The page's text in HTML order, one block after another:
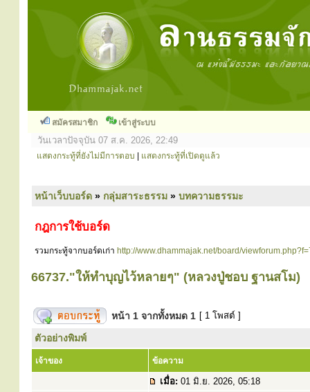
สมัครสมาชิก เข้าสู่ระบบ
วันเวลาปัจจุบัน 07 ส.ค. 2026, 22:49
แสดงกระทู้ที่ยังไม่มีการตอบ แสดงกระทู้ที่เปิดดูแล้ว
หน้าเว็บบอร์ด » กลุ่มสาระธรรม » บทความธรรมะ
กฎการใช้บอร์ด
รวมกระทู้จากบอร์ดเก่า http://www.dhammajak.net/board/
66737."ให้ทำบุญไว้หลายๆ" (หลวงปู่ชอบ ฐานสโม)
หน้า 1 จากทั้งหมด 1 [ 1 โพสต์ ]
ตัวอย่างพิมพ์
เจ้าของ ข้อความ
เมื่อ: 01 มิ.ย. 2026, 05:18